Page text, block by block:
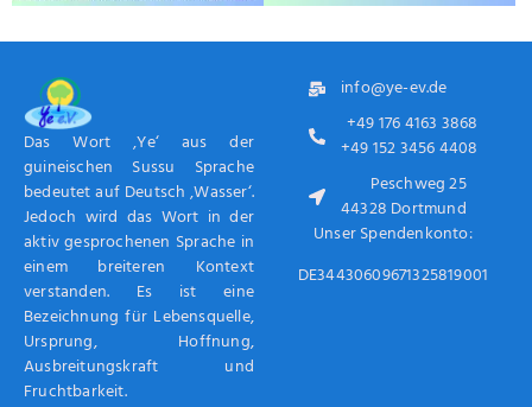
Das Wort ‚Ye‘ aus der
guineischen Sussu Sprache
bedeutet auf Deutsch ‚Wasser‘.
Jedoch wird das Wort in der
aktiv gesprochenen Sprache in
einem breiteren Kontext
verstanden. Es ist eine
Bezeichnung für Lebensquelle,
Ursprung, Hoffnung,
Ausbreitungskraft und
Fruchtbarkeit.
info@ye-ev.de
+49 176 4163 3868
+49 152 3456 4408
Peschweg 25
44328 Dortmund
Unser Spendenkonto:
DE34430609671325819001